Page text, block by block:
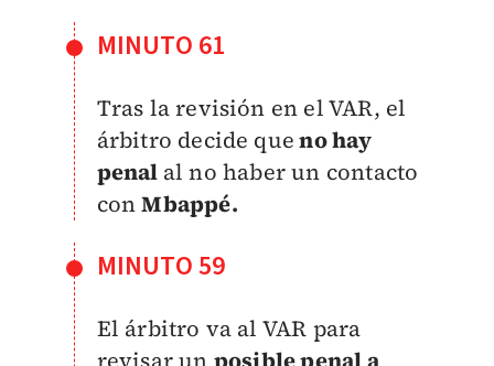
MINUTO 61
Tras la revisión en el VAR, el
árbitro decide queno hay
penal al no haber un contacto
conMbappé.
MINUTO 59
El árbitro va al VAR para